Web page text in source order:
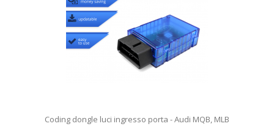
Coding dongle luci ingresso porta - Audi MQB, MLB